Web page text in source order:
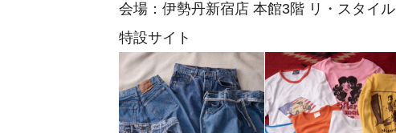
会場：伊勢丹新宿店 本館3階 リ・スタイル
特設サイト